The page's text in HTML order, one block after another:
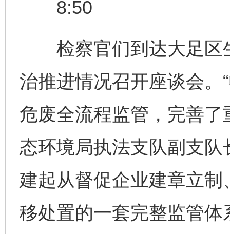
8:50
检察官们到达大足区
治推进情况召开座谈会。
危废全流程监管，完善了
态环境局执法支队副支
建起从督促企业建章立
移处置的一套完整监管体